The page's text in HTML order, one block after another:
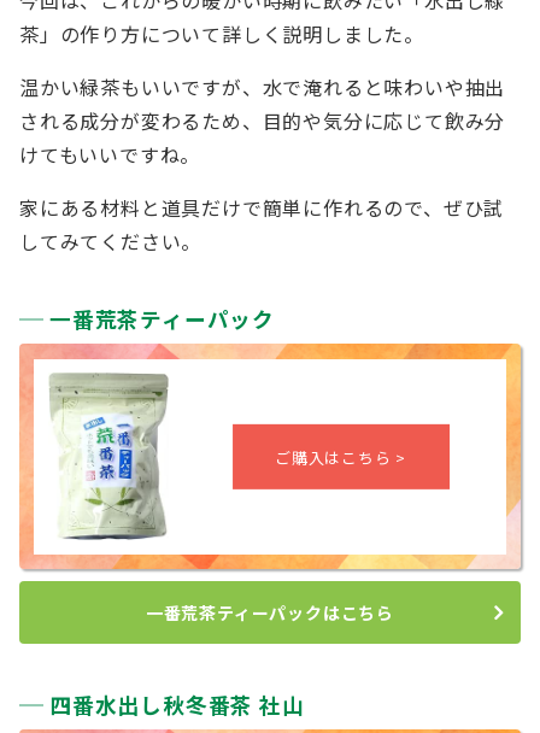
茶」の作り方について詳しく説明しました。
温かい緑茶もいいですが、水で淹れると味わいや抽出
される成分が変わるため、目的や気分に応じて飲み分
けてもいいですね。
家にある材料と道具だけで簡単に作れるので、ぜひ試
してみてください。
一番荒茶ティーパック
一番荒茶ティーパックはこちら
四番水出し秋冬番茶 社山